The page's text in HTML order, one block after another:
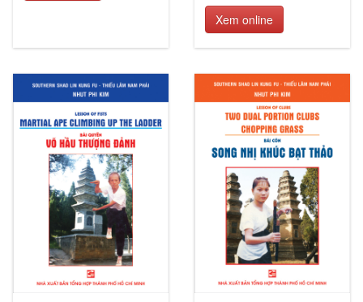
Xem online